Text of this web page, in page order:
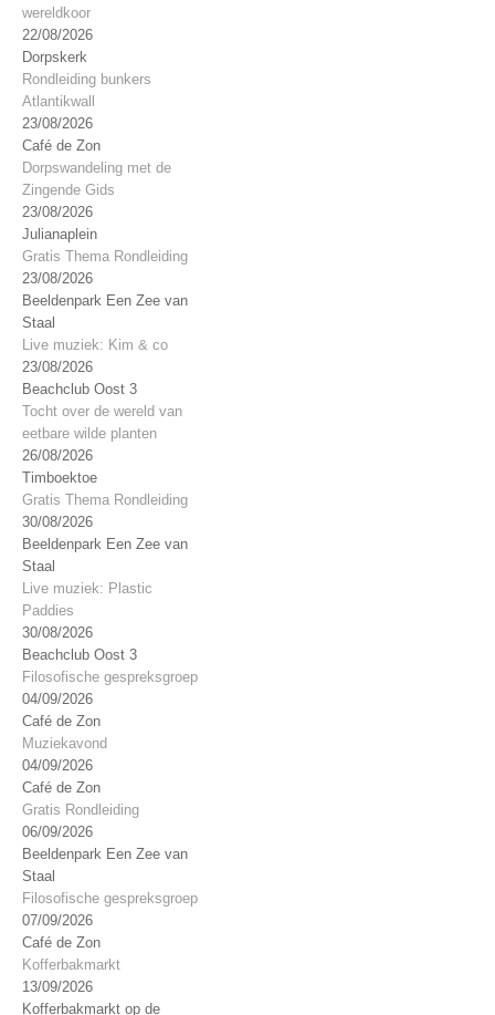
wereldkoor
22/08/2026
Dorpskerk
Rondleiding bunkers
Atlantikwall
23/08/2026
Café de Zon
Dorpswandeling met de
Zingende Gids
23/08/2026
Julianaplein
Gratis Thema Rondleiding
23/08/2026
Beeldenpark Een Zee van
Staal
Live muziek: Kim & co
23/08/2026
Beachclub Oost 3
Tocht over de wereld van
eetbare wilde planten
26/08/2026
Timboektoe
Gratis Thema Rondleiding
30/08/2026
Beeldenpark Een Zee van
Staal
Live muziek: Plastic
Paddies
30/08/2026
Beachclub Oost 3
Filosofische gespreksgroep
04/09/2026
Café de Zon
Muziekavond
04/09/2026
Café de Zon
Gratis Rondleiding
06/09/2026
Beeldenpark Een Zee van
Staal
Filosofische gespreksgroep
07/09/2026
Café de Zon
Kofferbakmarkt
13/09/2026
Kofferbakmarkt op de